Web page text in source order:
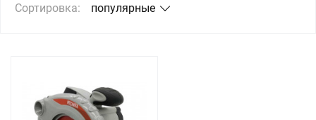
Сортировка: популярные